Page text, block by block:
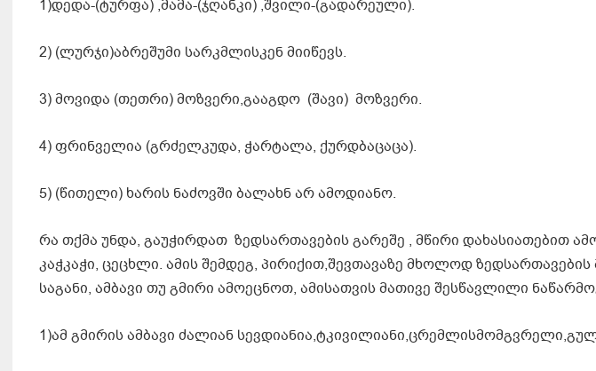
1)დედა-(ტურფა) ,მამა-(ჯღანკი) ,შვილი-(გადარეული).
2) (ლურჯი)აბრეშუმი სარკმლისკენ მიიწევს.
3) მოვიდა (თეთრი) მოზვერი,გააგდო (შავი) მოზვერი.
4) ფრინველია (გრძელკუდა, ჭარტალა, ქურდბაცაცა).
5) (წითელი) ხარის ნაძოვში ბალახნ არ ამოდიანო.
რა თქმა უნდა, გაუჭირდათ ზედსართავების გარეშე , მწირი დახასიათებით
კაჭკაჭი, ცეცხლი. ამის შემდეგ, პირიქით,შევთავაზე მხოლოდ
საგანი, ამბავი თუ გმირი ამოეცნოთ, ამისათვის მათივე შესწავლილი
1)ამ გმირის ამბავი ძალიან